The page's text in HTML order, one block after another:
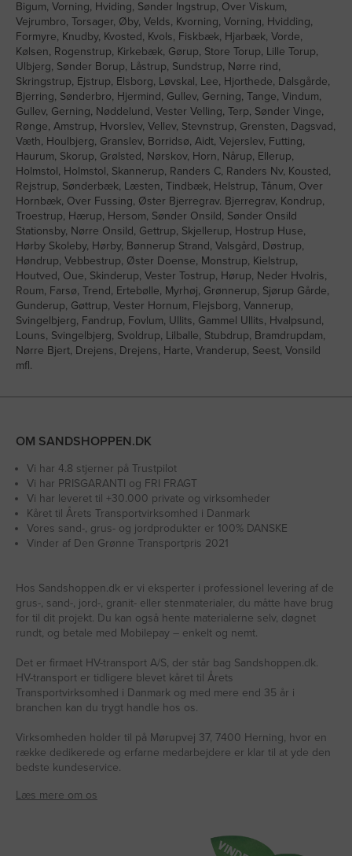
Bigum, Vorning, Hviding, Sønder Ingstrup, Over Viskum,
Vejrumbro, Torsager, Øby, Velds, Kvorning, Vorning, Hvidding,
Formyre, Knudby, Kvosted, Kvols, Fiskbæk, Hjarbæk, Vorde,
Kølsen, Rogenstrup, Kirkebæk, Gørup, Store Torup, Lille Torup,
Ulbjerg, Sønder Borup, Låstrup, Sundstrup, Nørre rind,
Skringstrup, Ejstrup, Elsborg, Løvskal, Lee, Hjorthede, Dalsgårde,
Bjerring, Sønderbro, Hjermind, Gullev, Gerning, Tange, Vindum,
Gullev, Gerning, Nøddelund, Vester Velling, Terp, Sønder Vinge,
Rønge, Amstrup, Hvorslev, Vellev, Stevnstrup, Grensten, Dagsvad,
Væth, Houlbjerg, Granslev, Borridsø, Aidt, Vejerslev, Futting,
Haurum, Skorup, Grølsted, Nørskov, Horn, Nårup, Ellerup,
Holmstol, Holmstol, Skannerup, Randers C, Randers Nv, Kousted,
Rejstrup, Sønderbæk, Læsten, Tindbæk, Helstrup, Tånum, Over
Hornbæk, Over Fussing, Øster Bjerregrav. Bjerregrav, Kondrup,
Troestrup, Hærup, Hersom, Sønder Onsild, Sønder Onsild
Stationsby, Nørre Onsild, Gettrup, Skjellerup, Hostrup Huse,
Hørby Skoleby, Hørby, Bønnerup Strand, Valsgård, Døstrup,
Høndrup, Vebbestrup, Øster Doense, Monstrup, Kielstrup,
Houtved, Oue, Skinderup, Vester Tostrup, Hørup, Neder Hvolris,
Roum, Farsø, Trend, Ertebølle, Myrhøj, Grønnerup, Sjørup Gårde,
Gunderup, Gøttrup, Vester Hornum, Flejsborg, Vannerup,
Svingelbjerg, Fandrup, Fovlum, Ullits, Gammel Ullits, Hvalpsund,
Louns, Svingelbjerg, Svoldrup, Lilballe, Stubdrup, Bramdrupdam,
Nørre Bjert, Drejens, Drejens, Harte, Vranderup, Seest, Vonsild
mfl.
OM SANDSHOPPEN.DK
Vi har 4.8 stjerner på Trustpilot
Vi har PRISGARANTI og FRI FRAGT
Vi har leveret til +30.000 private og virksomheder
Kåret til Årets Transportvirksomhed i Danmark
Vores sand-, grus- og jordprodukter er 100% DANSKE
Vinder af Den Grønne Transportpris 2021
Hos Sandshoppen.dk er vi eksperter i professionel levering af de
grus-, sand-, jord-, granit- eller stenmaterialer, du måtte have brug
for til dit projekt. Du kan også hente materialerne selv, døgnet
rundt, og betale med Mobilepay – enkelt og nemt.
Det er firmaet HV-transport A/S, der står bag Sandshoppen.dk.
HV-transport er tidligere blevet kåret til Årets
Transportvirksomhed i Danmark og med mere end 35 år i
branchen kan du trygt handle hos os.
Virksomheden holder til på Mørupvej 37, 7400 Herning, hvor en
række dedikerede og erfarne medarbejdere er klar til at yde den
bedste kundeservice.
Læs mere om os